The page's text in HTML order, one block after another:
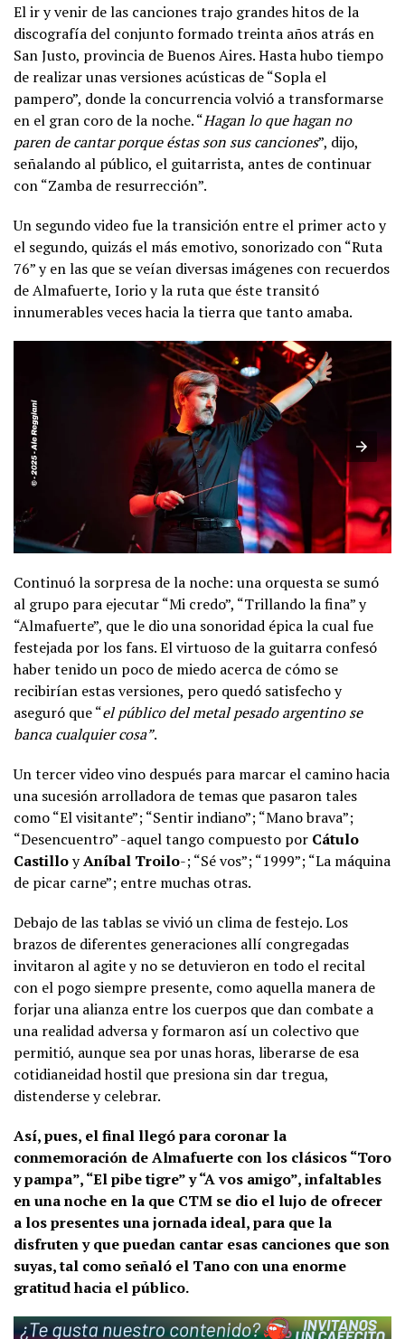
El ir y venir de las canciones trajo grandes hitos de la
discografía del conjunto formado treinta años atrás en
San Justo, provincia de Buenos Aires. Hasta hubo tiempo
de realizar unas versiones acústicas de “Sopla el
pampero”, donde la concurrencia volvió a transformarse
en el gran coro de la noche. “Hagan lo que hagan no
paren de cantar porque éstas son sus canciones”, dijo,
señalando al público, el guitarrista, antes de continuar
con “Zamba de resurrección”.
Un segundo video fue la transición entre el primer acto y
el segundo, quizás el más emotivo, sonorizado con “Ruta
76” y en las que se veían diversas imágenes con recuerdos
de Almafuerte, Iorio y la ruta que éste transitó
innumerables veces hacia la tierra que tanto amaba.
Continuó la sorpresa de la noche: una orquesta se sumó
al grupo para ejecutar “Mi credo”, “Trillando la fina” y
“Almafuerte”, que le dio una sonoridad épica la cual fue
festejada por los fans. El virtuoso de la guitarra confesó
haber tenido un poco de miedo acerca de cómo se
recibirían estas versiones, pero quedó satisfecho y
aseguró que “el público del metal pesado argentino se
banca cualquier cosa”.
Un tercer video vino después para marcar el camino hacia
una sucesión arrolladora de temas que pasaron tales
como “El visitante”; “Sentir indiano”; “Mano brava”;
“Desencuentro” -aquel tango compuesto por Cátulo
CastilloyAníbal Troilo-; “Sé vos”; “1999”; “La máquina
de picar carne”; entre muchas otras.
Debajo de las tablas se vivió un clima de festejo. Los
brazos de diferentes generaciones allí congregadas
invitaron al agite y no se detuvieron en todo el recital
con el pogo siempre presente, como aquella manera de
forjar una alianza entre los cuerpos que dan combate a
una realidad adversa y formaron así un colectivo que
permitió, aunque sea por unas horas, liberarse de esa
cotidianeidad hostil que presiona sin dar tregua,
distenderse y celebrar.
Así, pues, el final llegó para coronar la
conmemoración de Almafuerte con los clásicos “Toro
y pampa”, “El pibe tigre” y “A vos amigo”, infaltables
en una noche en la que CTM se dio el lujo de ofrecer
a los presentes una jornada ideal, para que la
disfruten y que puedan cantar esas canciones que son
suyas, tal como señaló el Tano con una enorme
gratitud hacia el público.